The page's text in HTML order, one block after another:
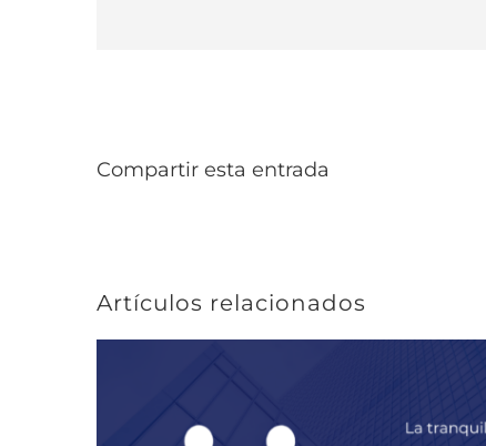
Compartir esta entrada
Artículos relacionados